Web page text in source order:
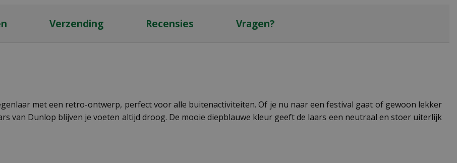
Verzending Recensies Vragen?
met een retro-ontwerp, perfect voor alle buitenactiviteiten. Of je nu naar een festival gaat of gewoon lekker
van Dunlop blijven je voeten altijd droog. De mooie diepblauwe kleur geeft de laars een neutraal en stoer uiterlijk